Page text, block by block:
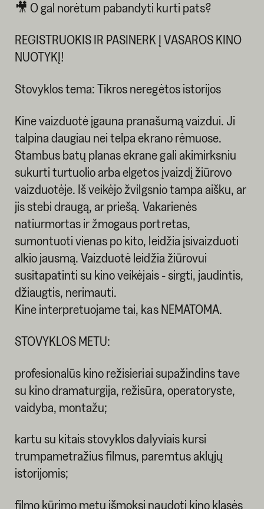
🎥 O gal norėtum pabandyti kurti pats?
REGISTRUOKIS IR PASINERK Į VASAROS KINO
NUOTYKĮ!
Stovyklos tema: Tikros neregėtos istorijos
Kine vaizduotė įgauna pranašumą vaizdui. Ji
talpina daugiau nei telpa ekrano rėmuose.
Stambus batų planas ekrane gali akimirksniu
sukurti turtuolio arba elgetos įvaizdį žiūrovo
vaizduotėje. Iš veikėjo žvilgsnio tampa aišku, ar
jis stebi draugą, ar priešą. Vakarienės
natiurmortas ir žmogaus portretas,
sumontuoti vienas po kito, leidžia įsivaizduoti
alkio jausmą. Vaizduotė leidžia žiūrovui
susitapatinti su kino veikėjais - sirgti, jaudintis,
džiaugtis, nerimauti.
Kine interpretuojame tai, kas NEMATOMA.
STOVYKLOS METU:
profesionalūs kino režisieriai supažindins tave
su kino dramaturgija, režisūra, operatoryste,
vaidyba, montažu;
kartu su kitais stovyklos dalyviais kursi
trumpametražius filmus, paremtus aklųjų
istorijomis;
filmo kūrimo metu išmoksi naudoti kino klasės